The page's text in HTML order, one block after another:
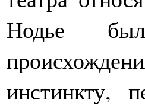
Нодье
инстинкту,